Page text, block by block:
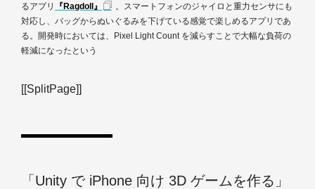
るアプリ
『Ragdoll』
。スマートフォンのジャイロと重力センサにも
対応し、バッグからぬいぐるみを下げている感覚で楽しめるアプリであ
る。開発時においては、Pixel Light Count を減らすことで大幅な負荷の
軽減になったという
[[SplitPage]]
「Unity で iPhone 向け 3D ゲームを作る」